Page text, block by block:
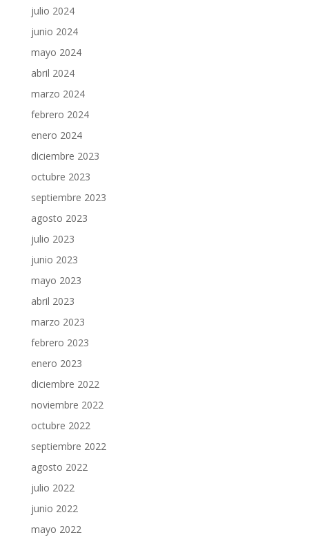
julio 2024
junio 2024
mayo 2024
abril 2024
marzo 2024
febrero 2024
enero 2024
diciembre 2023
octubre 2023
septiembre 2023
agosto 2023
julio 2023
junio 2023
mayo 2023
abril 2023
marzo 2023
febrero 2023
enero 2023
diciembre 2022
noviembre 2022
octubre 2022
septiembre 2022
agosto 2022
julio 2022
junio 2022
mayo 2022